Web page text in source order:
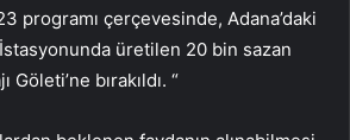
programı çerçevesinde, Adana’daki
üretilen 20 bin sazan
bırakıldı. “